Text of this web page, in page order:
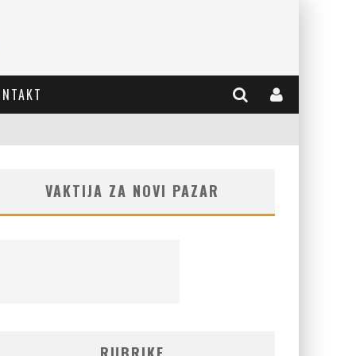
VAKTIJA ZA NOVI PAZAR